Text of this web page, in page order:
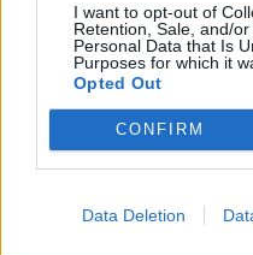
I want to opt-out of
Retention, Sale, and/
Personal Data that Is
Purposes for which it
Opted Out
CONFIRM
Data Deletion
Érettségi-felvételi
A kettest könnyű volt